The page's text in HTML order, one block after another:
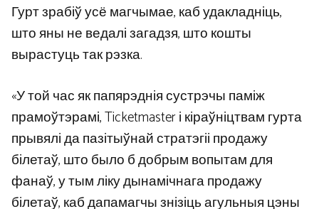
Гурт зрабіў усё магчымае, каб удакладніць,
што яны не ведалі загадзя, што кошты
вырастуць так рэзка.
«У той час як папярэднія сустрэчы паміж
прамоўтэрамі, Ticketmaster і кіраўніцтвам гурта
прывялі да пазітыўнай стратэгіі продажу
білетаў, што было б добрым вопытам для
фанаў, у тым ліку дынамічнага продажу
білетаў, каб дапамагчы знізіць агульныя цэны